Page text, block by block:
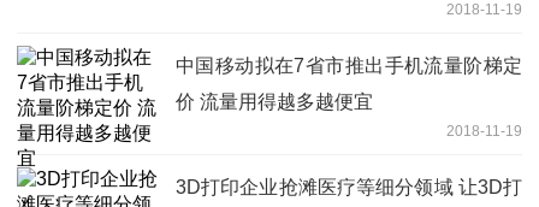
2018-11-19
中国移动拟在7省市推出手机流量阶梯定
价 流量用得越多越便宜
2018-11-19
3D打印企业抢滩医疗等细分领域 让3D打